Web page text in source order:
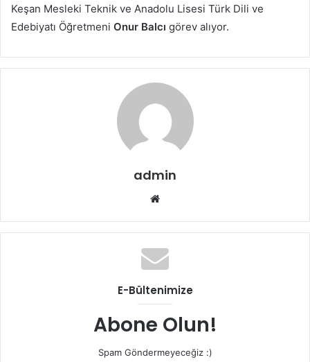
Keşan Mesleki Teknik ve Anadolu Lisesi Türk Dili ve
Edebiyatı Öğretmeni Onur Balcı görev alıyor.
admin
Web
E-Bültenimize
Abone Olun!
Spam Göndermeyeceğiz :)